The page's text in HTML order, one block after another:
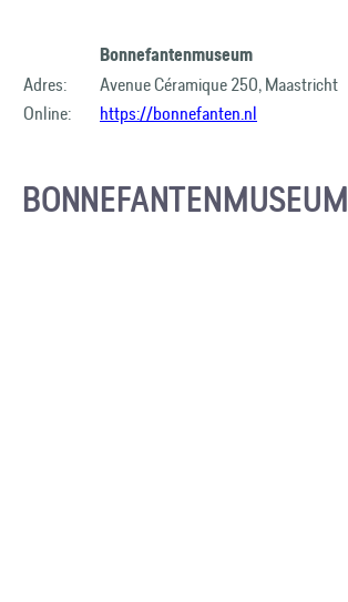
Bonnefantenmuseum
Adres:
Avenue Céramique 250, Maastricht
Online:
https://bonnefanten.nl
BONNEFANTENMUSEUM